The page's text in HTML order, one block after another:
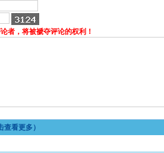
者，将被褫夺评论的权利！
看更多）